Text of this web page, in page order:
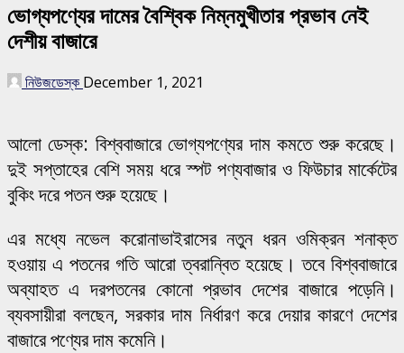
ভোগ্যপণ্যের দামের বৈশ্বিক নিম্নমুখীতার প্রভাব নেই
দেশীয় বাজারে
নিউজডেস্ক December 1, 2021
আলো ডেস্ক: বিশ্ববাজারে ভোগ্যপণ্যের দাম কমতে শুরু করেছে।
দুই সপ্তাহের বেশি সময় ধরে স্পট পণ্যবাজার ও ফিউচার মার্কেটের
বুকিং দরে পতন শুরু হয়েছে।
এর মধ্যে নভেল করোনাভাইরাসের নতুন ধরন ওমিক্রন শনাক্ত
হওয়ায় এ পতনের গতি আরো ত্বরান্বিত হয়েছে। তবে বিশ্ববাজারে
অব্যাহত এ দরপতনের কোনো প্রভাব দেশের বাজারে পড়েনি।
ব্যবসায়ীরা বলছেন, সরকার দাম নির্ধারণ করে দেয়ার কারণে দেশের
বাজারে পণ্যের দাম কমেনি।